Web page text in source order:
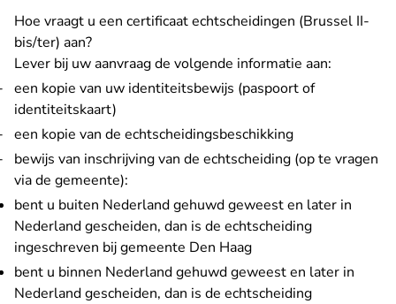
Hoe vraagt u een certificaat echtscheidingen (Brussel II-
bis/ter) aan?
Lever bij uw aanvraag de volgende informatie aan:
een kopie van uw identiteitsbewijs (paspoort of
identiteitskaart)
een kopie van de echtscheidingsbeschikking
bewijs van inschrijving van de echtscheiding (op te vragen
via de gemeente):
bent u buiten Nederland gehuwd geweest en later in
Nederland gescheiden, dan is de echtscheiding
ingeschreven bij gemeente Den Haag
bent u binnen Nederland gehuwd geweest en later in
Nederland gescheiden, dan is de echtscheiding